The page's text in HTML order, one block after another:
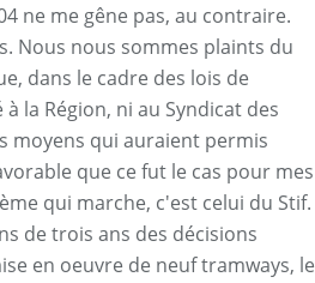
ne me gêne pas, au contraire.
Nous nous sommes plaints du
dans le cadre des lois de
la Région, ni au Syndicat des
moyens qui auraient permis
que ce fut le cas pour mes
qui marche, c'est celui du Stif.
de trois ans des décisions
en oeuvre de neuf tramways, le